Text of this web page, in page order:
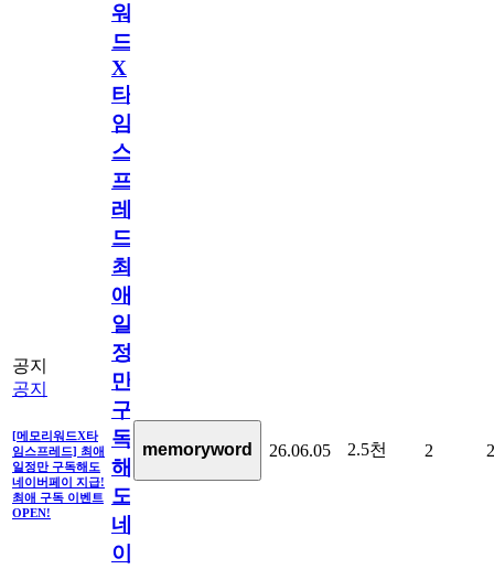
공지
공지
[메모리워드X타
임스프레드] 최애
일정만 구독해도
네이버페이 지급!
최애 구독 이벤트
OPEN!
워
드
X
타
임
스
프
레
드]
최
애
일
정
만
구
독
해
도
네
이
memoryword 26.06.05 2.5천 2 2